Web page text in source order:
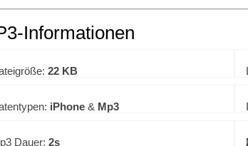
Informationen
22 KB
iPhone & Mp3
Dauer: 2s